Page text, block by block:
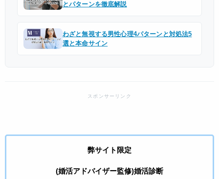
とパターンを徹底解説
わざと無視する男性心理4パターンと対処法5
選と本命サイン
弊サイト限定
(婚活アドバイザー監修)婚活診断